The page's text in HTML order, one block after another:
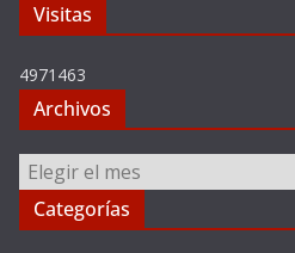
Visitas
4971463
Archivos
Archivos
Categorías